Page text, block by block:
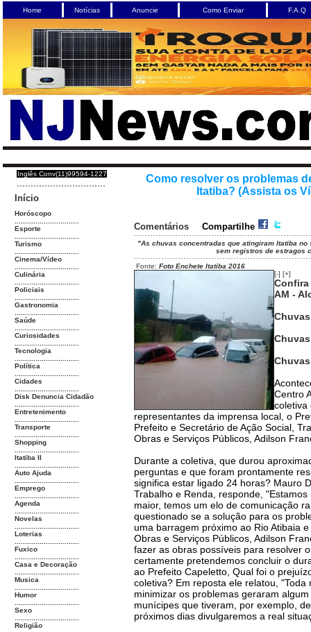
Home Notícias Anuncie Como Enviar F.A.Q
Inglês Conv(11)99594-1227
Início
Horóscopo
Esporte
Turismo
Cinema/Vídeo
Culinária
Policiais
Gastronomia
Saúde
Curiosidades
Tecnologia
Política
Cidades
Disk Denuncia Cidadão
Entretenimento
Transporte
Shopping
Itatiba II
Auto Ajuda
Emprego
Agenda
Novelas
Loterias
Fuxico
Casa e Decoração
Musica
Humor
Sexo
Religião
Como resolver os problemas
Itatiba? (Assista os
Comentários Compartilhe
"As chuvas concentradas que atingiram Itatiba
sem registros de estragos
Fonte: Foto Enchete Itatiba 2016
[-] [+]
AM -
Centro
coletiva
representantes da imprensa local, o
Prefeito e Secretário de Ação Social,
Obras e Serviços Públicos, Adilson
Durante a coletiva, que durou
perguntas e que foram prontamente
significa estar ligado 24 horas? Mauro
Trabalho e Renda, responde,
maior, temos um elo de comunicação
questionado se a solução para os
uma barragem próximo ao Rio Atibaia
Obras e Serviços Públicos, Adilson
fazer as obras possíveis para resolver
certamente pretendemos concluir o
ao Prefeito Capeletto, Qual foi o
coletiva? Em reposta ele relatou,
minimizar os problemas geraram
munícipes que tiveram, por exemplo,
próximos dias divulgaremos a real